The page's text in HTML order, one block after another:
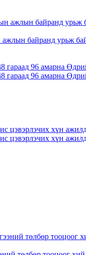
байранд урьж
гараад 96 амарна
гараад 96 амарна
цэвэрлэчих хүн ажилд
цэвэрлэчих хүн ажилд